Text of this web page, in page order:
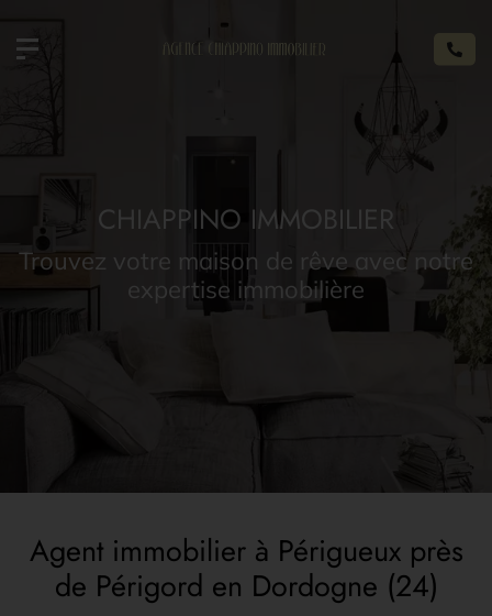
CHIAPPINO IMMOBILIER
Trouvez votre maison de rêve avec notre
expertise immobilière
Agent immobilier à Périgueux près
de Périgord en Dordogne (24)